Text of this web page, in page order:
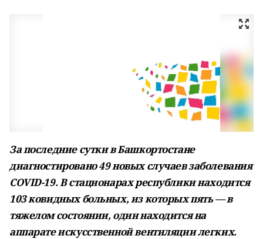
За последние сутки в Башкортостане
диагностировано 49 новых случаев заболевания
COVID-19. В стационарах республики находится
103 ковидных больных, из которых пять — в
тяжелом состоянии, один находится на
аппарате искусственной вентиляции легких.